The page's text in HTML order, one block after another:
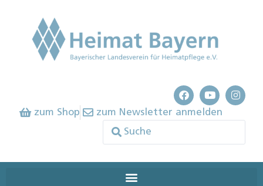
zum Shop zum Newsletter anmelden